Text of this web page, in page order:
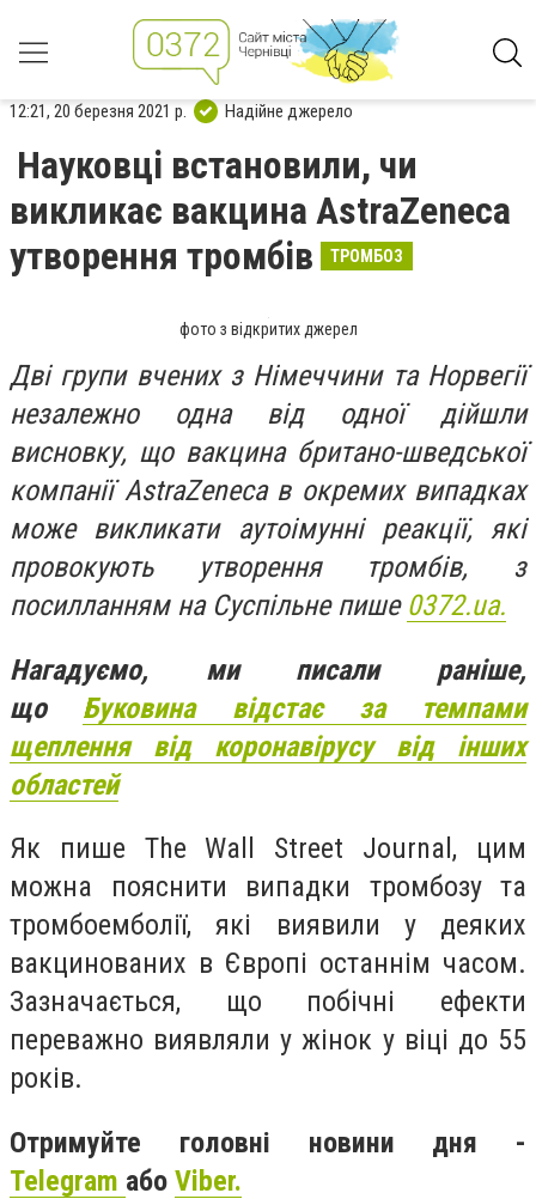
12:21, 20 березня 2021 р. Надійне джерело
Науковці встановили, чи
викликає вакцина AstraZeneca
утворення тромбів
ТРОМБОЗ
фото з відкритих джерел
Дві групи вчених з Німеччини та Норвегії
незалежно одна від одної дійшли
висновку, що вакцина британо-шведської
компанії AstraZeneca в окремих випадках
може викликати аутоімунні реакції, які
провокують утворення тромбів, з
посилланням на Суспільне пише 0372.ua.
Нагадуємо, ми писали раніше,
що Буковина відстає за темпами
щеплення від коронавірусу від інших
областей
Як пише The Wall Street Journal, цим
можна пояснити випадки тромбозу та
тромбоемболії, які виявили у деяких
вакцинованих в Європі останнім часом.
Зазначається, що побічні ефекти
переважно виявляли у жінок у віці до 55
років.
Отримуйте головні новини дня -
Telegram або Viber.